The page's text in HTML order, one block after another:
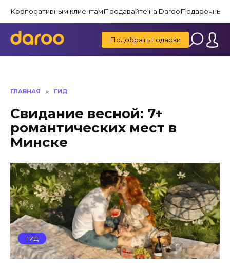
содержанию
Корпоративным клиентамПродавайте на DarooПодарочные
Подобрать подарки
ГЛАВНАЯ » ГИД
Свидание весной: 7+
романтических мест в
Минске
ГИД